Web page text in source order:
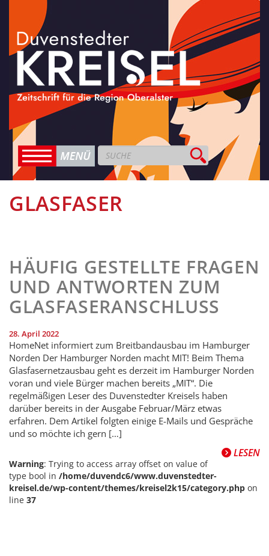
GLASFASER
HÄUFIG GESTELLTE FRAGEN
UND ANTWORTEN ZUM
GLASFASERANSCHLUSS
28. April 2022
HomeNet informiert zum Breitbandausbau im Hamburger
Norden Der Hamburger Norden macht MIT! Beim Thema
Glasfasernetzausbau geht es derzeit im Hamburger Norden
voran und viele Bürger machen bereits „MIT“. Die
regelmäßigen Leser des Duvenstedter Kreisels haben
darüber bereits in der Ausgabe Februar/März etwas
erfahren. Dem Artikel folgten einige E-Mails und Gespräche
und so möchte ich gern […]
LESEN
Warning: Trying to access array offset on value of
type bool in /home/duvendc6/www.duvenstedter-
kreisel.de/wp-content/themes/kreisel2k15/category.php on
line 37